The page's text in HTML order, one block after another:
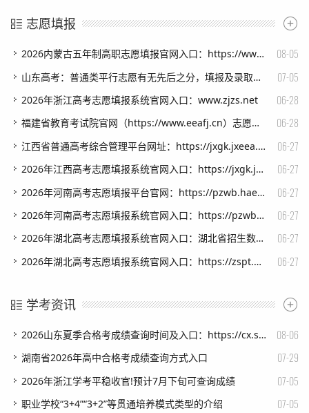
志愿填报
​2026内蒙古五年制高职志愿填报官网入口：https://www1.nm.zsks.cn/gzzy/ 08-05
​山东高考：普通类平行志愿有无先后之分，填报及录取流程是怎样的? 07-05
​2026年浙江高考志愿填报系统官网入口：www.zjzs.net 06-28
​福建省教育考试院官网（https://www.eeafj.cn）志愿填报入口 06-28
​江西省普通高考综合管理平台网址：https://jxgk.jxeea.cn 06-27
​2026年江西高考志愿填报系统官网入口：https://jxgk.jxeea.cn 06-27
​2026年河南高考志愿填报平台官网：https://pzwb.haeea.cn 06-27
​2026年河南高考志愿填报系统官网入口：https://pzwb.haeea.cn 06-27
​2026年湖北高考志愿填报系统官网入口：湖北省招生数智综合平台 06-27
​2026年湖北高考志愿填报系统官网入口：https://zspt.hubzs.com.cn 06-27
学考资讯
​2026山东夏季合格考成绩查询时间及入口：https://cx.sdzk.cn 08-06
​湖南省2026年高中合格考成绩查询方式入口 07-29
​2026年浙江学考平稳收官!预计7月下旬可查询成绩 07-05
​职业学校“3+4”“3+2”等贯通培养模式类型的介绍 07-05